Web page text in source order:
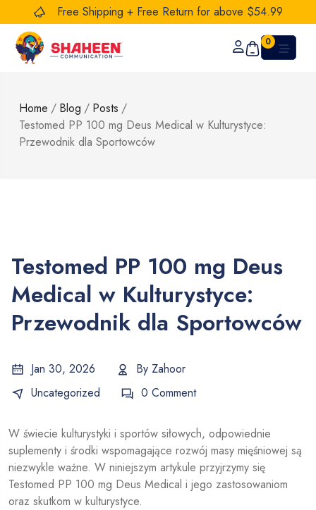
Free Shipping + Free Return for above $54.99
0
Home / Blog / Posts /
Testomed PP 100 mg Deus Medical w Kulturystyce:
Przewodnik dla Sportowców
Testomed PP 100 mg Deus
Medical w Kulturystyce:
Przewodnik dla Sportowców
Jan 30, 2026 By Zahoor
Uncategorized
0 Comment
W świecie kulturystyki i sportów siłowych, odpowiednie
suplementy i środki wspomagające rozwój masy mięśniowej są
niezwykle ważne. W niniejszym artykule przyjrzymy się
Testomed PP 100 mg Deus Medical i jego zastosowaniom
oraz skutkom w kulturystyce.